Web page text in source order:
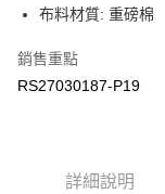
台灣樂天信用卡公司
每筆NT$100
布料材質: 重磅棉
銷售重點
RS27030187-P19
詳細說明